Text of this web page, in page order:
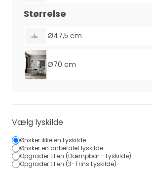
Størrelse
Ø47,5 cm
Ø70 cm
Vælg lyskilde
Ønsker ikke en Lyskilde
Ønsker en anbefalet lyskilde
Opgrader til en (Dæmpbar - Lyskilde)
Opgrader til en (3-Trins Lyskilde)